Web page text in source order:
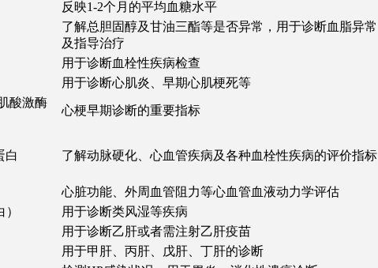
反映1-2个月的平均血糖水平
了解总胆固醇及甘油三酯等是否异常，用于诊断血脂异常
及指导治疗
用于诊断血栓性疾病检查
用于诊断心肌炎、早期心肌梗死等
酸激酶
心梗早期诊断的重要指标
白
了解动脉硬化、心血管疾病及各种血栓性疾病的评价指标
心脏功能、外周血管阻力等心血管血液动力学评估
用于诊断类风湿等疾病
用于诊断乙肝或者需注射乙肝疫苗
用于甲肝、丙肝、戊肝、丁肝的诊断